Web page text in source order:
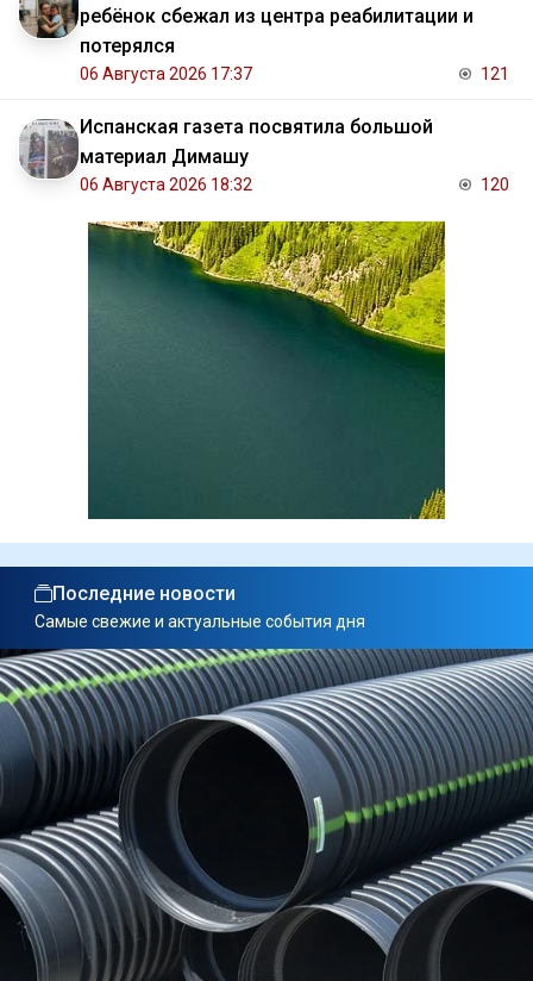
ребёнок сбежал из центра реабилитации и
потерялся
06 Августа 2026 17:37 121
Испанская газета посвятила большой
материал Димашу
06 Августа 2026 18:32 120
Последние новости
Самые свежие и актуальные события дня